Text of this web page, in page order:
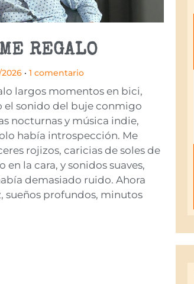
REGALO
1 comentario
largos momentos en bici,
sonido del buje conmigo
nocturnas y música indie,
había introspección. Me
rojizos, caricias de soles de
en la cara, y sonidos suaves,
demasiado ruido. Ahora
sueños profundos, minutos